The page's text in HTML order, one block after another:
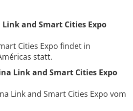
and Smart Cities Expo
Cities Expo findet in
statt.
Link and Smart Cities Expo
Link and Smart Cities Expo vom